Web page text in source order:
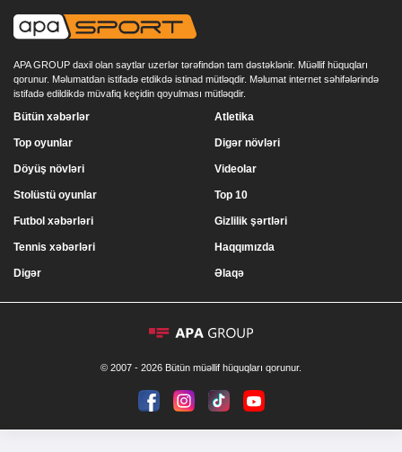
APA GROUP daxil olan saytlar uzerlər tərəfindən tam dəstəklənir. Müəllif hüquqları
qorunur. Məlumatdan istifadə etdikdə istinad mütləqdir. Məlumat internet səhifələrində
istifadə edildikdə müvafiq keçidin qoyulması mütləqdir.
Bütün xəbərlər
Top oyunlar
Döyüş növləri
Stolüstü oyunlar
Atletika
Digər növləri
Videolar
Top 10
Futbol xəbərləri
Tennis xəbərləri
Digər
Gizlilik şərtləri
Haqqımızda
Əlaqə
© 2007 - 2026 Bütün müəllif hüquqları qorunur.